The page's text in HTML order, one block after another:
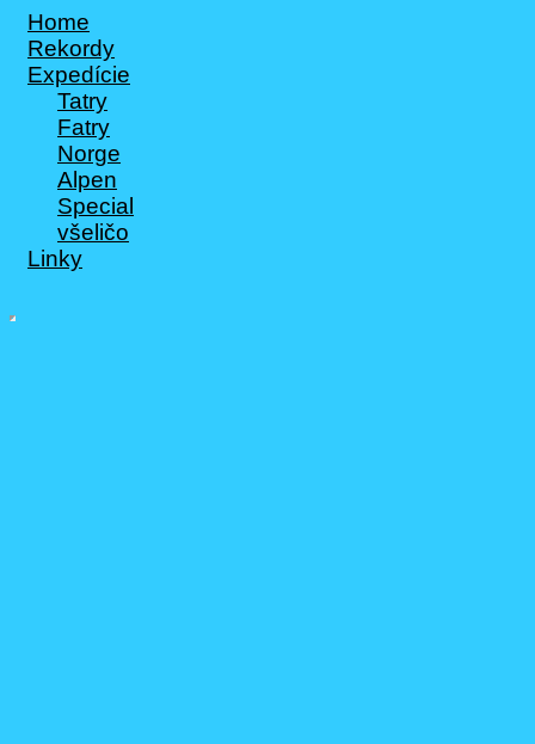
Home
Rekordy
Expedície
Tatry
Fatry
Norge
Alpen
Special
všeličo
Linky